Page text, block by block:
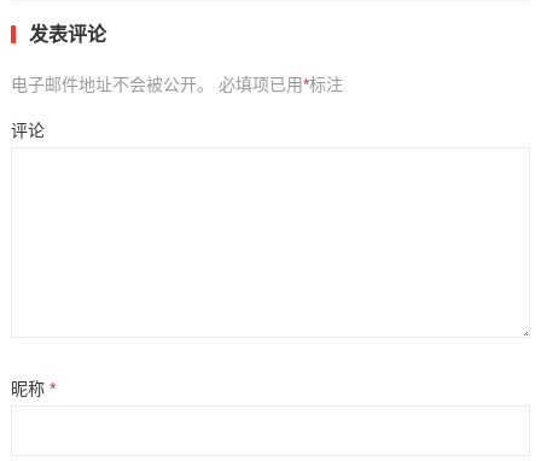
发表评论
电子邮件地址不会被公开。 必填项已用*标注
评论
昵称 *